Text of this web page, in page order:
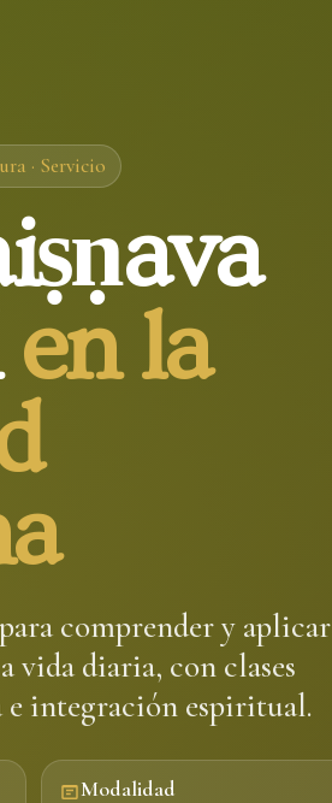
· Servicio
en la
comprender y aplicar
vida diaria, con clases
e integración espiritual.
Modalidad